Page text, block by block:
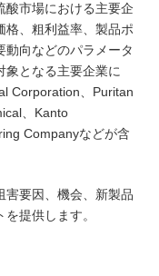
酸市場における主要企
格、粗利益率、製品ポ
動向などのパラメータ
象となる主要企業に
Corporation、Puritan
、Kanto
Companyなどが含
害要因、機会、新製品
提供します。